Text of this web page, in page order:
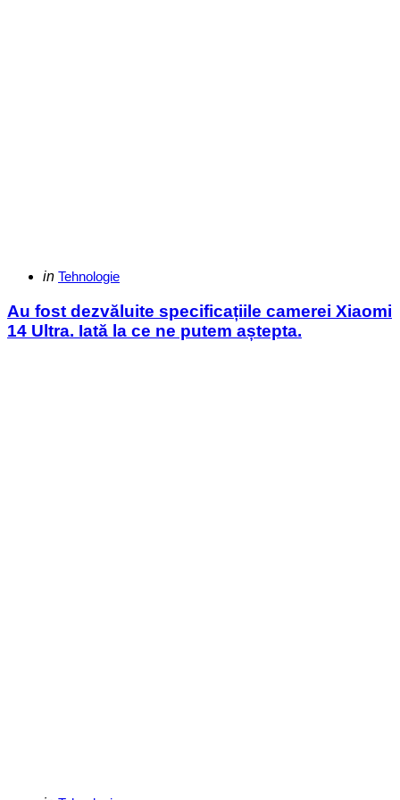
Categories
Posted
in Tehnologie
Au fost dezvăluite specificațiile camerei Xiaomi
14 Ultra. Iată la ce ne putem aștepta.